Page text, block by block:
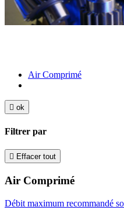
Air Comprimé
 ok
Filtrer par
 Effacer tout
Air Comprimé
Débit maximum recommandé